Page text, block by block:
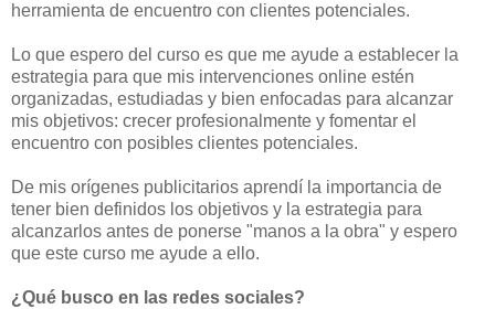
herramienta de encuentro con clientes potenciales.
Lo que espero del curso es que me ayude a establecer la
estrategia para que mis intervenciones online estén
organizadas, estudiadas y bien enfocadas para alcanzar
mis objetivos: crecer profesionalmente y fomentar el
encuentro con posibles clientes potenciales.
De mis orígenes publicitarios aprendí la importancia de
tener bien definidos los objetivos y la estrategia para
alcanzarlos antes de ponerse "manos a la obra" y espero
que este curso me ayude a ello.
¿Qué busco en las redes sociales?